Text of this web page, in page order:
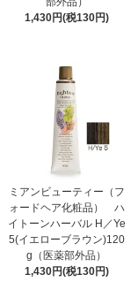
1,430円(税130円)
ミアンビューティー（フ
ォードヘア化粧品） ハ
イトーンハーバル H／Ye
5(イエローブラウン)120
g（医薬部外品）
1,430円(税130円)